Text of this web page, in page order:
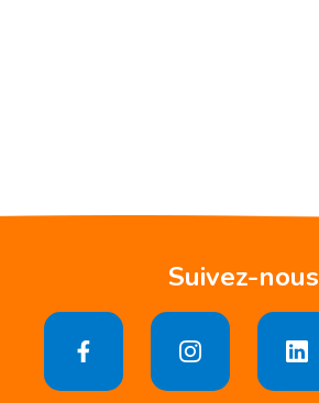
Suivez-nous